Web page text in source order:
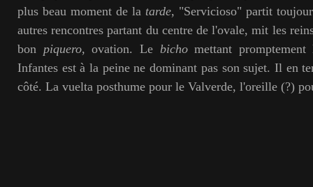
plus beau moment de la tarde, "Servicioso" partit
autres rencontres partant du centre de l'ovale, mit les
bon piquero, ovation. Lebichomettant
Infantes est à la peine ne dominant pas son sujet. Il en
côté. La vuelta posthume pour le Valverde, l'oreille (?)